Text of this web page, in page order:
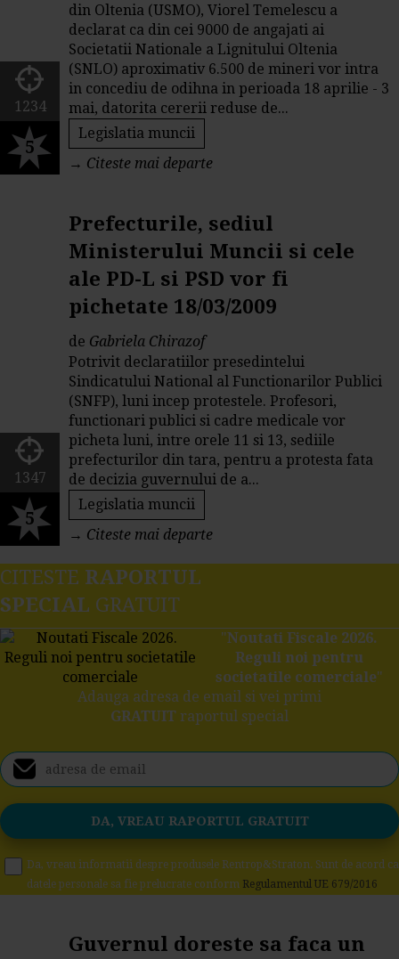
din Oltenia (USMO), Viorel Temelescu a
declarat ca din cei 9000 de angajati ai
Societatii Nationale a Lignitului Oltenia
(SNLO) aproximativ 6.500 de mineri vor intra
in concediu de odihna in perioada 18 aprilie - 3
mai, datorita cererii reduse de...
Legislatia muncii
→ Citeste mai departe
1234
5
Prefecturile, sediul
Ministerului Muncii si cele
ale PD-L si PSD vor fi
pichetate 18/03/2009
de Gabriela Chirazof
Potrivit declaratiilor presedintelui
Sindicatului National al Functionarilor Publici
(SNFP), luni incep protestele. Profesori,
functionari publici si cadre medicale vor
picheta luni, intre orele 11 si 13, sediile
prefecturilor din tara, pentru a protesta fata
de decizia guvernului de a...
Legislatia muncii
→ Citeste mai departe
1347
5
CITESTE RAPORTUL
SPECIAL GRATUIT
"Noutati Fiscale 2026.
Reguli noi pentru
societatile comerciale"
Adauga adresa de email si vei primi
GRATUIT raportul special
Da, vreau informatii despre produsele Rentrop&Straton. Sunt de acord ca
datele personale sa fie prelucrate conform Regulamentul UE 679/2016
Guvernul doreste sa faca un